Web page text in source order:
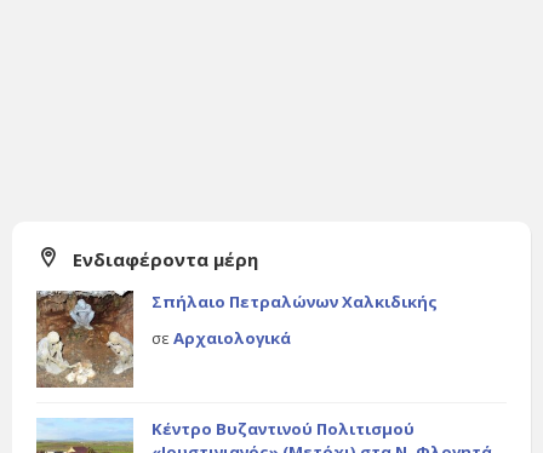
Ενδιαφέροντα μέρη
Σπήλαιο Πετραλώνων Χαλκιδικής
σε Αρχαιολογικά
Κέντρο Βυζαντινού Πολιτισμού